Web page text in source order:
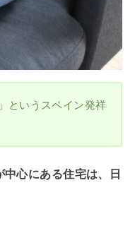
というスペイン発祥
心にある住宅は、日